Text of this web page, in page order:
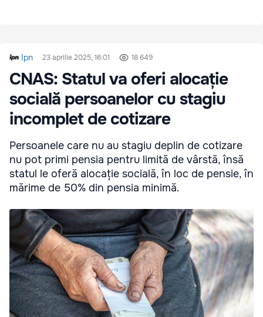
Ipn 23 aprilie 2025, 16:01 18 649
CNAS: Statul va oferi alocație
socială persoanelor cu stagiu
incomplet de cotizare
Persoanele care nu au stagiu deplin de cotizare
nu pot primi pensia pentru limită de vârstă, însă
statul le oferă alocație socială, în loc de pensie, în
mărime de 50% din pensia minimă.